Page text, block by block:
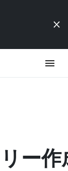
ー作